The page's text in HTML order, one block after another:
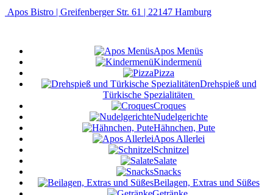
Apos Bistro | Greifenberger Str. 61 | 22147 Hamburg
Apos Menüs
Kindermenü
Pizza
Drehspieß und
Türkische Spezialitäten
Croques
Nudelgerichte
Hähnchen, Pute
Apos Allerlei
Schnitzel
Salate
Snacks
Beilagen, Extras und Süßes